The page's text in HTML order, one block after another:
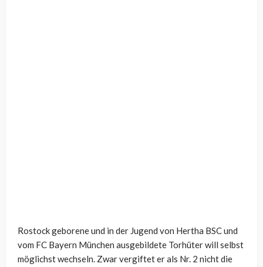
Rostock geborene und in der Jugend von Hertha BSC und
vom FC Bayern München ausgebildete Torhüter will selbst
möglichst wechseln. Zwar vergiftet er als Nr. 2 nicht die